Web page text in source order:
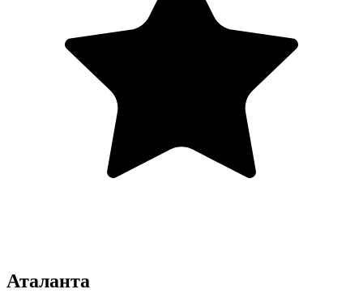
Аталанта